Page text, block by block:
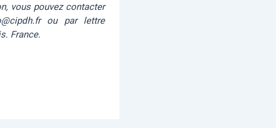
vous pouvez contacter
ou par lettre
France.